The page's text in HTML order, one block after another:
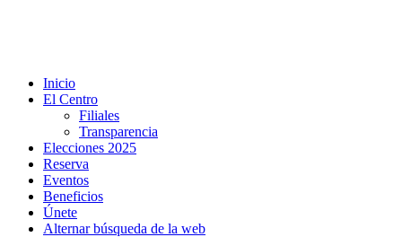
Inicio
El Centro
Filiales
Transparencia
Elecciones 2025
Reserva
Eventos
Beneficios
Únete
Alternar búsqueda de la web